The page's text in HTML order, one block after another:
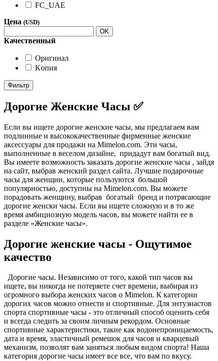
FC_UAE
Цена (USD)
OK
Качественный
Oригинал
Kопия
Фильтр
Дорогие Женские Часы ✅
Если вы ищете дорогие женские часы, мы предлагаем вам
подлинные и высококачественные фирменные женские
аксессуары для продажи на Mimelon.com. Эти часы,
выполненные в веселом дизайне, придадут вам богатый вид.
Вы имеете возможность заказать дорогие женские часы , зайдя
на сайт, выбрав женский раздел сайта. Лучшие подарочные
часы для женщин, которые пользуются большой
популярностью, доступны на Mimelon.com. Вы можете
порадовать женщину, выбрав богатый бренд и потрясающие
дорогие женски часы. Если вы ищете сложную и в то же
время амбициозную модель часов, вы можете найти ее в
разделе «Женские часы».
Дорогие женские часы - Ощутимое
качество
Дорогие часы. Независимо от того, какой тип часов вы
ищете, вы никогда не потеряете счет времени, выбирая из
огромного выбора женских часов о Mimelon. К категории
дорогих часов можно отнести и спортивные. Для энтузиастов
спорта спортивные часы - это отличный способ оценить себя
и всегда следить за своим личным рекордом. Основные
спортивные характеристики, такие как водонепроницаемость,
дата и время, эластичный ремешок для часов и кварцевый
механизм, позволят вам заняться любым видом спорта! Наша
категория дорогие часы имеет все все, что вам по вкусу.